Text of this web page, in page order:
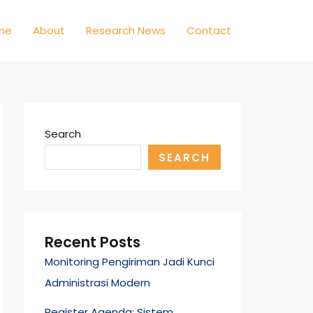
About Research News Contact
Search
SEARCH
Recent Posts
Monitoring Pengiriman Jadi Kunci
Administrasi Modern